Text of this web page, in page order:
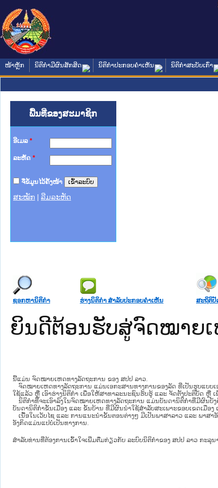
ໜ້າຫຼັກ ນິຕິກໍາມີຜົນສັກສິດ ນິຕິກໍາປະກອບຄໍາເຫັນ ນິຕິກໍາສະບັບເກົ່າ
ພື້ນທີ່ຂອງສະມາຊິກ
ອີເມລ *
ລະຫັດ *
ຈື່ຂໍ້ມູນໄວ້ຄັ້ງໜ້າ
ສະໝັກ ລືມລະຫັດ
ຊາຊົນ ພາກເໜືອ
ການ
ກາງ
ກໃຕ້
ນຕຳຫຼວດປະຊາຊົນ
ສັນຕິບານປະຊາຊົນ
ກເໜືອ
ຊາຊົນ ພາກກາງ
ຊອກຫານິຕິກໍາ ຮ່າງນິຕິກໍາ ສໍາລັບປະກອບຄໍາເຫັນ ສະຖິຕິປັ
ຍິນດີຕ້ອນຮັບສູ່ຈົດໝາຍເ
ນີ້ແມ່ນ ຈົດໝາຍເຫດທາງລັດຖະການ ຂອງ ສປປ ລາວ.
ຈົດໝາຍເຫດທາງລັດຖະການ ແມ່ນ​ເອ​ກະ​ສານ​ທາງ​ການ​ຂອງ​ລັດ ທີ່​ເປັນ​ຮູບ​ແບບ​
ໃຊ້ແລ້ວ ຫຼື ເອົາຮ່າງນິຕິກໍາ ເພື່ອໃຫ້​ສາ​ທາ​ລະ​ນະ​ຊົນ​ຮັບ​ຮູ້ ແລະ ຈັດ​ຕັ້ງ​ປະ​ຕິ​ບັດ ຫຼື
ນິ​ຕິ​ກຳ​ທີ່​ຈະ​ເອົາ​ລົງ​ໃນ​ຈົດ​ໝາຍ​ເຫດ​ທາງ​ລັດ​ຖະ​ການ ​ແມ່ນ​ບັນ​ດາ​ນິ​ຕິ​ກຳ​ທີ່​ມີ​ຜົນ​ບັ
ບັນ​ດານິ​ຕິ​ກຳ​ຂັ້ນ​ເມືອງ ແລະ ຂັ້ນ​ບ້ານ ​ທີ່​ມີ​ຜົນ​ນຳ​ໃຊ້​ສຳ​ລັບ​ສະ​ເພາະ​ຂອບ​ເຂດ​ເມືອງ
ເນື້ອໃນ​ເວັບ​ໄຊ​ ແລະ ການແນະນໍາຂັ້ນຕອນຕ່າງໆ ມີເປັນພາສາລາວ ແລະ ພາສ
ອັງກິດແມ່ນແປບໍ່ເປັນທາງການ.
ສໍາລັບທ່ານທີ່ຕ້ອງການເຂົ້າໃຈເພີ່ມຕື່ມກ່ຽວກັບ ລະບົບນິຕິກຳຂອງ ສປປ ລາວ ກະລຸນ